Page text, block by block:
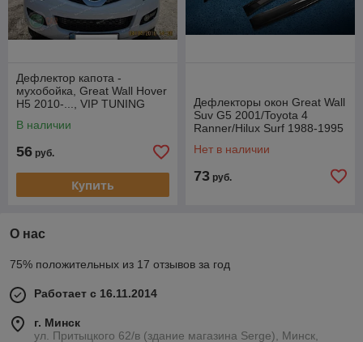
Дефлектор капота -
мухобойка, Great Wall Hover
Н5 2010-..., VIP TUNING
В наличии
56 руб.
Купить
Дефлекторы окон Great Wall
Suv G5 2001/Toyota 4
Ranner/Hilux Surf 1988-1995
Нет в наличии
73 руб.
О нас
75% положительных из 17 отзывов за год
Работает с 16.11.2014
г. Минск
ул. Притыцкого 62/в (здание магазина Serge), Минск,